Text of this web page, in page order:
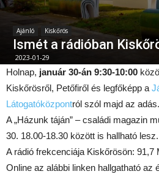
Ajánló Kiskőrös
Ismét a rádióban
2023-01-29
Holnap, január 30-án 9:30-10:00
Kiskőrösről, Petőfiről és legfőképp a
Látogatóközpontról szól majd az adás.
A „Házunk táján” – családi magazin
30. 18.00-18.30 között is hallható lesz.
A rádió frekcenciája Kiskőrösön: 91,7
Online az alábbi linken hallgatható az